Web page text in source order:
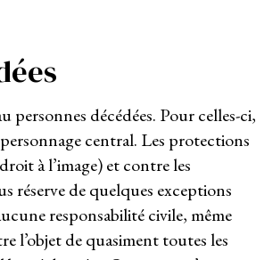
personnes décédées. Pour celles-ci,
central. Les protections
à l’image) et contre les
réserve de quelques exceptions
responsabilité civile, même
l’objet de quasiment toutes les